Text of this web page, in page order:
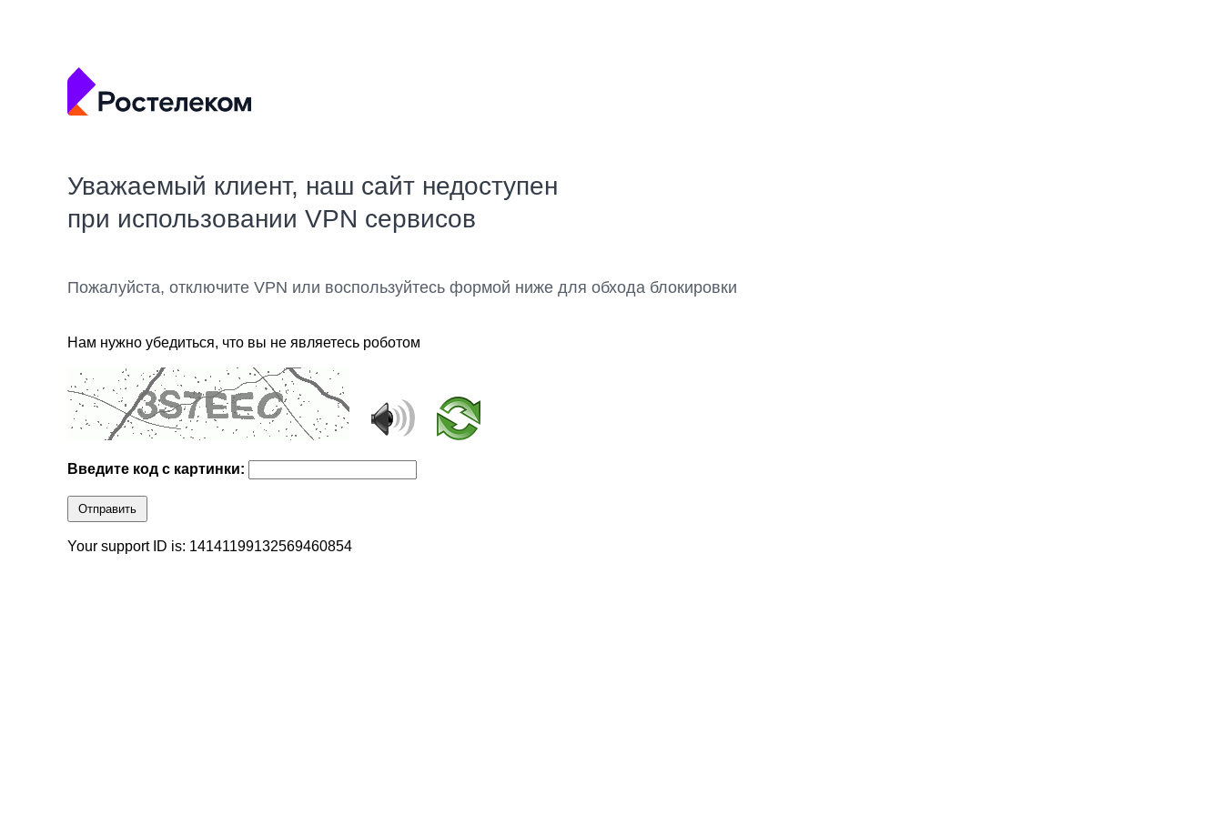
Уважаемый клиент, наш сайт недоступен
при использовании VPN сервисов
Пожалуйста, отключите VPN или воспользуйтесь формой ниже для обхода блокировки
Нам нужно убедиться, что вы не являетесь роботом
Введите код с картинки:
Отправить
Your support ID is: 14141199132569460854